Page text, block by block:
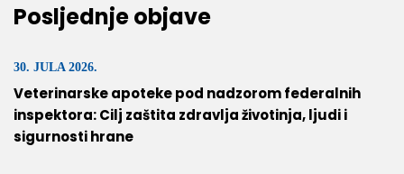
Posljednje objave
30. JULA 2026.
Veterinarske apoteke pod nadzorom federalnih
inspektora: Cilj zaštita zdravlja životinja, ljudi i
sigurnosti hrane